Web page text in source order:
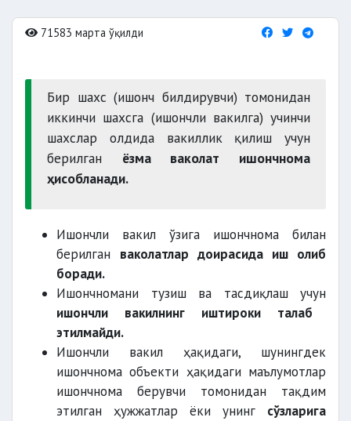
71583 марта ўқилди
Бир шахс (ишонч билдирувчи) томонидан
иккинчи шахсга (ишончли вакилга) учинчи
шахслар олдида вакиллик қилиш учун
берилган ёзма ваколат ишончнома
ҳисобланади.
Ишончли вакил ўзига ишончнома билан
берилган ваколатлар доирасида иш олиб
боради.
Ишончномани тузиш ва тасдиқлаш учун
ишончли вакилнинг иштироки талаб
этилмайди.
Ишончли вакил ҳақидаги, шунингдек
ишончнома объекти ҳақидаги маълумотлар
ишончнома берувчи томонидан тақдим
этилган ҳужжатлар ёки унинг сўзларига